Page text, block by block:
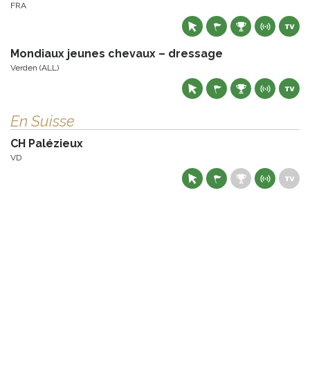
FRA
Mondiaux jeunes chevaux – dressage
Verden (ALL)
En Suisse
CH Palézieux
VD